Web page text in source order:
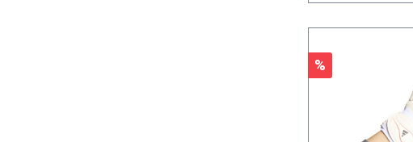
Rabatt
%